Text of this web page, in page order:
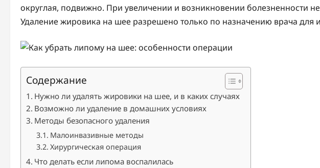
округлая, подвижно. При увеличении и возникновении болезненности
Удаление жировика на шее разрешено только по назначению врача для
Содержание
Нужно ли удалять жировики на шее, и в каких случаях
Возможно ли удаление в домашних условиях
Методы безопасного удаления
Малоинвазивные методы
Хирургическая операция
Что делать если липома воспалилась